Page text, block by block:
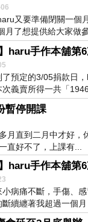
又要準備閉關一個
月了想提供給大家做
】haru手作本舖第
了預定的3/05捐款日
次義賣所得一共「
暫停開課
月直到二月中才好，
直好不了，上課有...
小病痛不斷，手傷、
續纏著我超過一個